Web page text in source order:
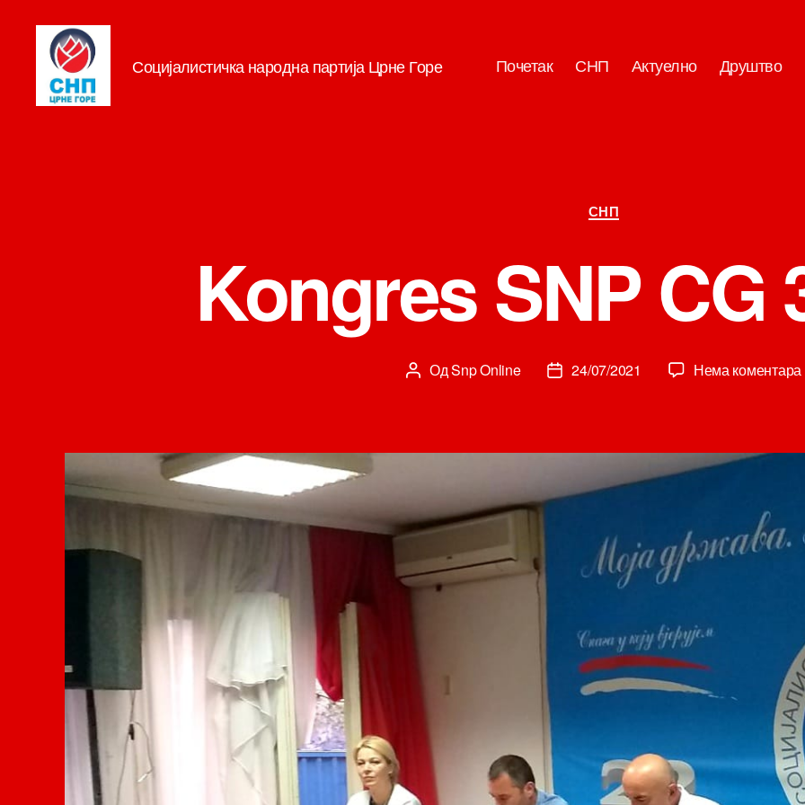
Социјалистичка народна партија Црне Горе Почетак СНП Актуелно Друштво
Категорије
СНП
Kongres SNP CG
Аутор
ОдSnp Online
Датум
24/07/2021 Нема коментара